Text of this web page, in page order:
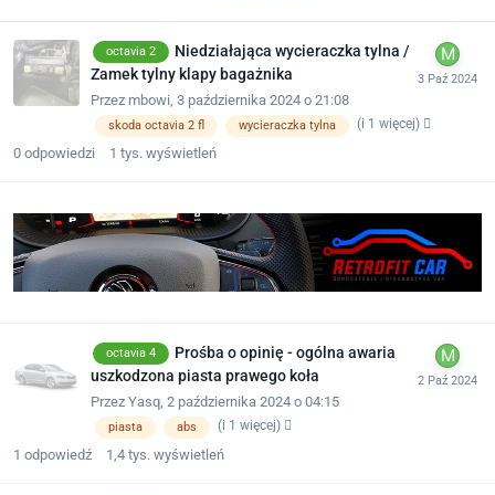
octavia 2
Niedziałająca wycieraczka tylna /
Zamek tylny klapy bagażnika
Przez mbowi 3 października 2024 o 21:08
skoda octavia 2 fl wycieraczka tylna (i 1 więcej)
0 odpowiedzi 1 tys. wyświetleń
octavia 4
Prośba o opinię - ogólna awaria
uszkodzona piasta prawego koła
Przez Yasq, 2 października 2024 o 04:15
piasta abs (i 1 więcej)
1 odpowiedź 1,4 tys. wyświetleń